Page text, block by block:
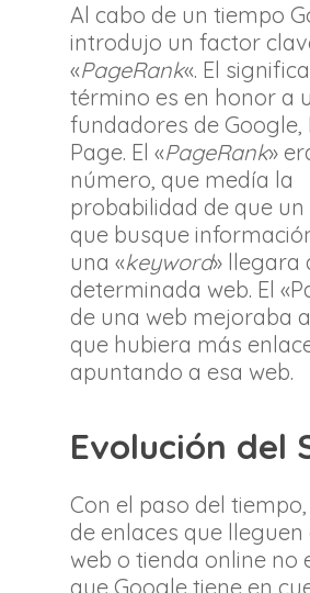
Al cabo de un tiempo
introdujo un factor
«PageRank«. El
término es en honor a
fundadores de Google,
Page. El «PageRank»
número, que medía la
probabilidad de que
que busque
una «keyword» llegara
determinada web. El
de una web mejoraba
que hubiera más
apuntando a esa web.
Evolución del
Con el paso del
de enlaces que
web o tienda online no
que Google tiene en